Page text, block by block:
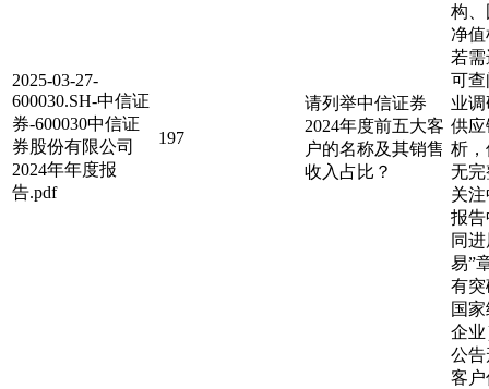
2025-03-27-
600030.SH-中信证
券-600030中信证
券股份有限公司
2024年年度报
告.pdf
197
请列举中信证券
2024年度前五大客
户的名称及其销售
收入占比？
构
净
若
可
业
供
析
无
关
报告
同
易”
有
国
企
公
客